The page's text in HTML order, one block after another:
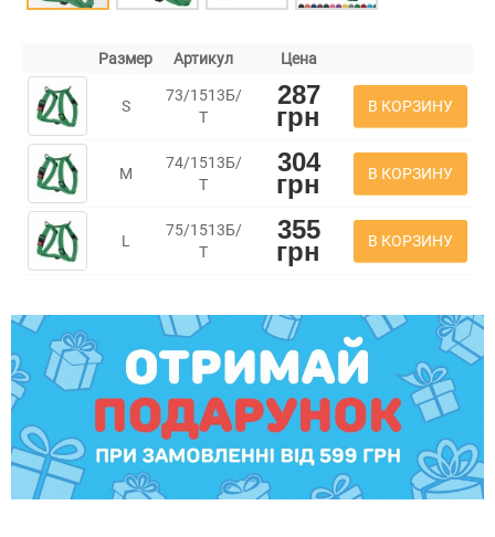
Размер Артикул Цена
S
73/1513Б/
Т
287
грн В КОРЗИНУ
M
74/1513Б/
Т
304
грн В КОРЗИНУ
L
75/1513Б/
Т
355
грн В КОРЗИНУ